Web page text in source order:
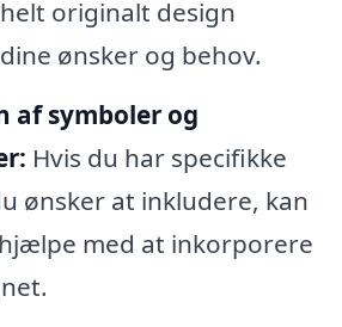
originalt design
ønsker og behov.
af symboler og
Hvis du har specifikke
ønsker at inkludere, kan
med at inkorporere